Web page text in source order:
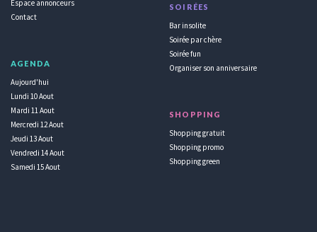
Espace annonceurs
Contact
AGENDA
Aujourd'hui
Lundi 10 Aout
Mardi 11 Aout
Mercredi 12 Aout
Jeudi 13 Aout
Vendredi 14 Aout
Samedi 15 Aout
SOIRÉES
Bar insolite
Soirée par chère
Soirée fun
Organiser son anniversaire
SHOPPING
Shopping gratuit
Shopping promo
Shopping green